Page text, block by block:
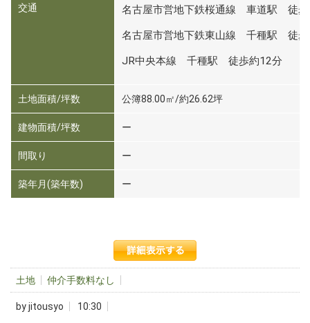
交通 名古屋市営地下鉄桜通線 車道駅 徒歩
名古屋市営地下鉄東山線 千種駅 徒歩
JR中央本線 千種駅 徒歩約12分
土地面積/坪数 公簿88.00㎡/約26.62坪
建物面積/坪数 ー
間取り ー
築年月(築年数) ー
土地 仲介手数料なし
byjitousyo 10:30